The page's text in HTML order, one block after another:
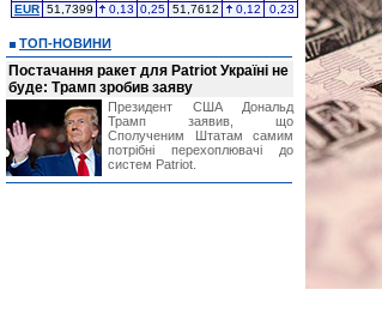
EUR 51,7399 0,13 0,25 51,7612 0,12 0,23
ТОП-НОВИНИ
Постачання ракет для Patriot Україні не
буде: Трамп зробив заяву
Президент США Дональд
Трамп заявив, що
Сполученим Штатам самим
потрібні перехоплювачі до
систем Patriot.